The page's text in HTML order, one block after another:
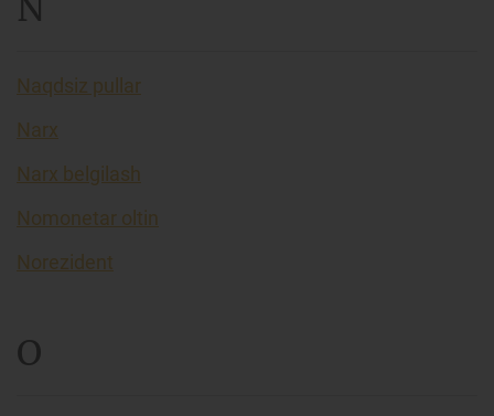
N
Naqdsiz pullar
Narx
Narx belgilash
Nomonetar oltin
Norezident
O